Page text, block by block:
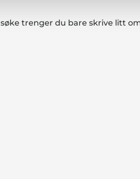
trenger du bare skrive litt